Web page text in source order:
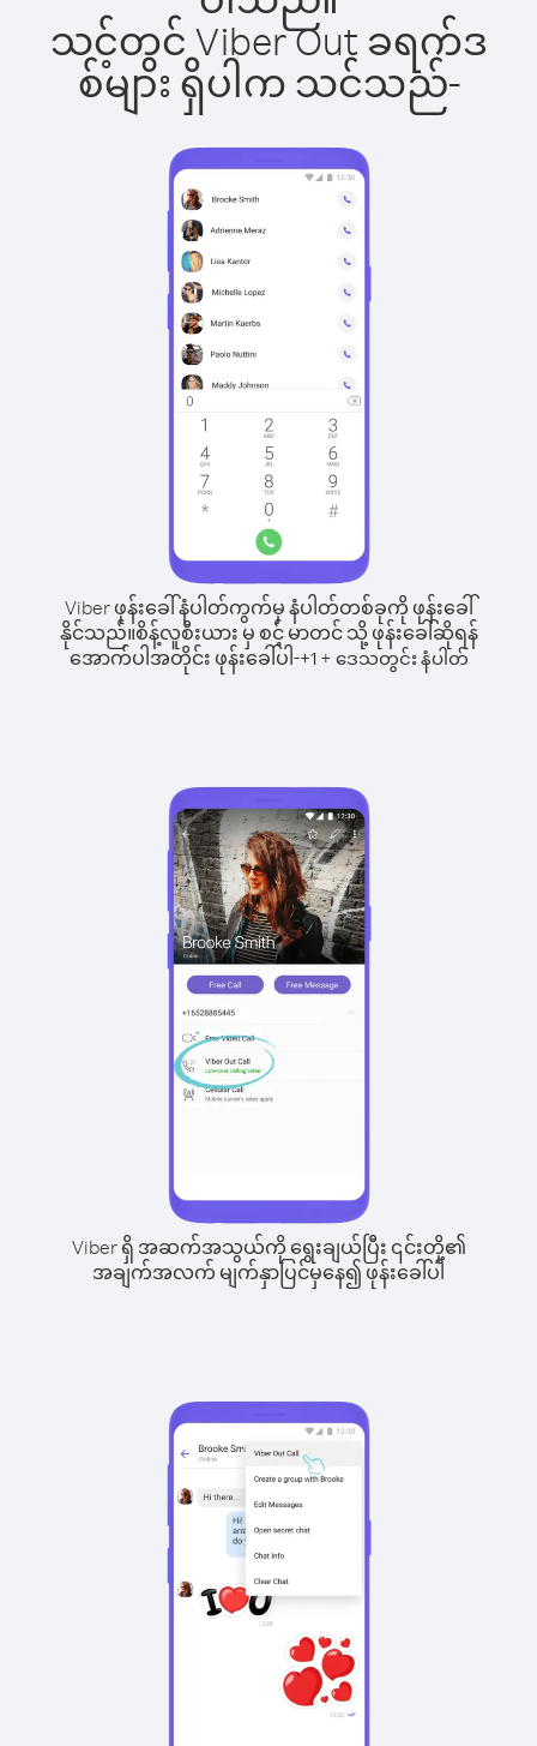
သင့်တွင် Viber Out ခရက်ဒ
စ်များ ရှိပါက သင်သည်-
Viber ဖုန်းခေါ်နံပါတ်ကွက်မှ နံပါတ်တစ်ခုကို ဖုန်းခေါ်
နိုင်သည်။စိန့်လူစီးယား မှ စင့် မာတင် သို့ ဖုန်းခေါ်ဆိုရန်
အောက်ပါအတိုင်း ဖုန်းခေါ်ပါ-+1+ ဒေသတွင်း နံပါတ်
Viber ရှိ အဆက်အသွယ်ကို ရွေးချယ်ပြီး ၎င်းတို့၏
အချက်အလက် မျက်နှာပြင်မှနေ၍ ဖုန်းခေါ်ပါ